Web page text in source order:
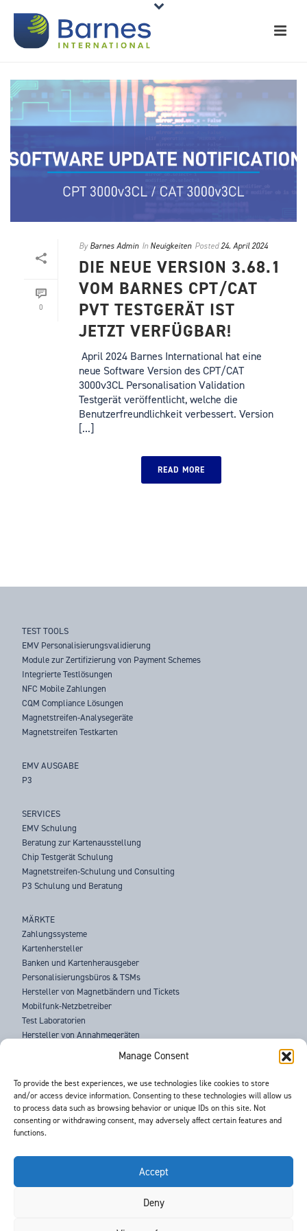
Manage Consent
To provide the best experiences, we use technologies like cookies to store
and/or access device information. Consenting to these technologies will allow us
to process data such as browsing behavior or unique IDs on this site. Not
consenting or withdrawing consent, may adversely affect certain features and
functions.
Accept
Deny
0
By Barnes Admin In Neuigkeiten Posted24. April 2024
DIE NEUE VERSION 3.68.1
VOM BARNES CPT/CAT
PVT TESTGERÄT IST
JETZT VERFÜGBAR!
April 2024 Barnes International hat eine
neue Software Version des CPT/CAT
3000v3CL Personalisation Validation
Testgerät veröffentlicht, welche die
Benutzerfreundlichkeit verbessert. Version
[...]
READ MORE
TEST TOOLS
EMV Personalisierungsvalidierung
Module zur Zertifizierung von Payment Schemes
Integrierte Testlösungen
NFC Mobile Zahlungen
CQM Compliance Lösungen
Magnetstreifen-Analysegeräte
Magnetstreifen Testkarten
EMV AUSGABE
P3
SERVICES
EMV Schulung
Beratung zur Kartenausstellung
Chip Testgerät Schulung
Magnetstreifen-Schulung und Consulting
P3 Schulung und Beratung
MÄRKTE
Zahlungssysteme
Kartenhersteller
Banken und Kartenherausgeber
Personalisierungsbüros & TSMs
Hersteller von Magnetbändern und Tickets
Mobilfunk-Netzbetreiber
Test Laboratorien
Hersteller von Annahmegeräten
Strafverfolgungsbehörden
ÜBER UNS
SUPPORT
NEUIGKEITEN
VERANSTALTUNGEN
BEDINGUNGEN & KONDITIONEN
GDPR DATENSCHUTZERKLÄRUNG